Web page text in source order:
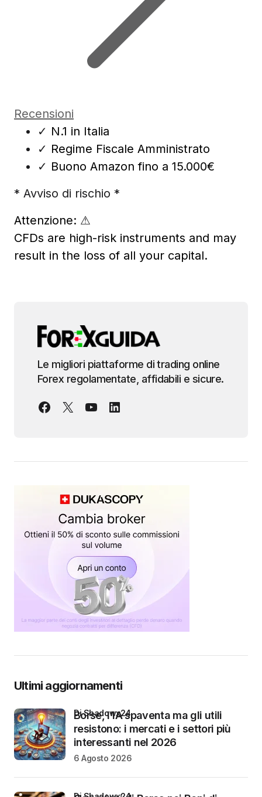
Recensioni
✓ N.1 in Italia
✓ Regime Fiscale Amministrato
✓ Buono Amazon fino a 15.000€
* Avviso di rischio *
Attenzione: ⚠
CFDs are high-risk instruments and may
result in the loss of all your capital.
Le migliori piattaforme di trading online
Forex regolamentate, affidabili e sicure.
Ultimi aggiornamenti
Borse, l’IA spaventa ma gli utili
resistono: i mercati e i settori più
interessanti nel 2026
di Shadowx24
6 Agosto 2026